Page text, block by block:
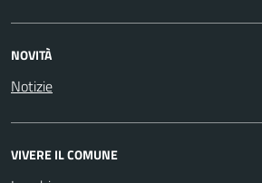
NOVITÀ
Notizie
VIVERE IL COMUNE